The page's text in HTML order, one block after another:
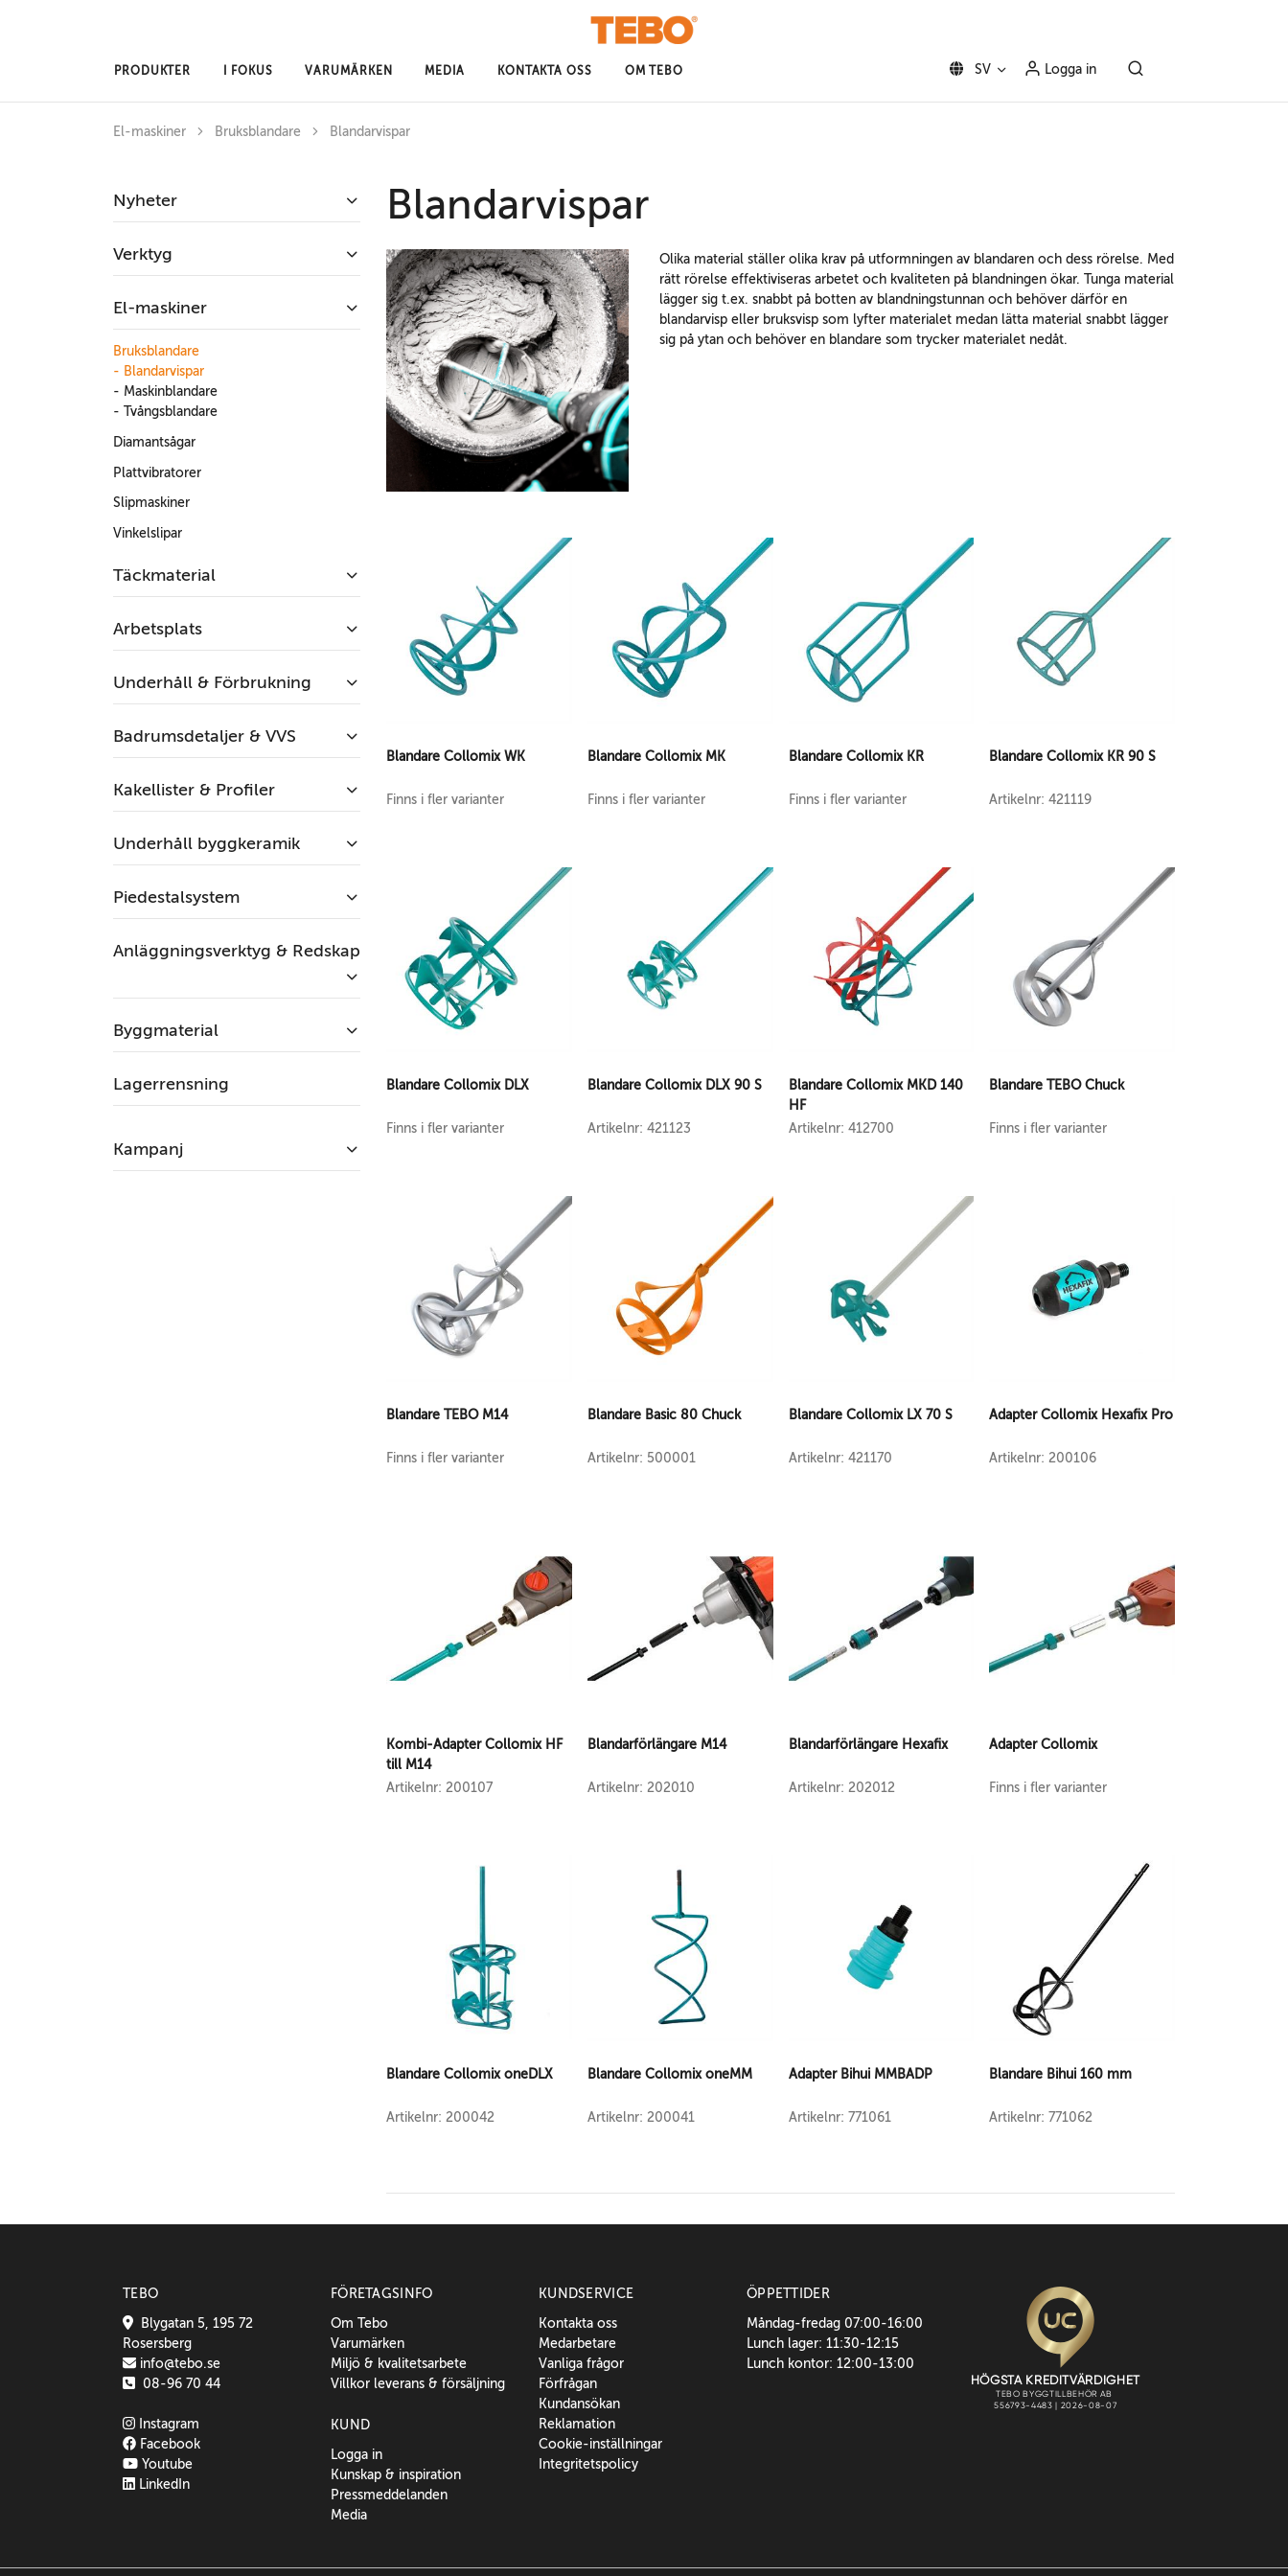
PRODUKTER I FOKUS VARUMÄRKEN MEDIA KONTAKTA OSS OM TEBO SV Logga in
El-maskiner Bruksblandare Blandarvispar
Blandarvispar
Olika material ställer olika krav på utformningen av blandaren och dess rörelse. Med
rätt rörelse effektiviseras arbetet och kvaliteten på blandningen ökar. Tunga material
lägger sig t.ex. snabbt på botten av blandningstunnan och behöver därför en
blandarvisp eller bruksvisp som lyfter materialet medan lätta material snabbt lägger
sig på ytan och behöver en blandare som trycker materialet nedåt.
Blandare Collomix WK
Finns i fler varianter
Blandare Collomix MK
Finns i fler varianter
Blandare Collomix KR
Finns i fler varianter
Blandare Collomix KR 90 S
Artikelnr: 421119
Blandare Collomix DLX
Finns i fler varianter
Blandare Collomix DLX 90 S
Artikelnr: 421123
Blandare Collomix MKD 140
HF
Artikelnr: 412700
Blandare TEBO Chuck
Finns i fler varianter
Blandare TEBO M14
Finns i fler varianter
Blandare Basic 80 Chuck
Artikelnr: 500001
Blandare Collomix LX 70 S
Artikelnr: 421170
Adapter Collomix Hexafix Pro
Artikelnr: 200106
Kombi-Adapter Collomix HF
till M14
Artikelnr: 200107
Blandarförlängare M14
Artikelnr: 202010
Blandarförlängare Hexafix
Artikelnr: 202012
Adapter Collomix
Finns i fler varianter
Blandare Collomix oneDLX
Artikelnr: 200042
Blandare Collomix oneMM
Artikelnr: 200041
Adapter Bihui MMBADP
Artikelnr: 771061
Blandare Bihui 160 mm
Artikelnr: 771062
Nyheter
Verktyg
El-maskiner
Bruksblandare
- Blandarvispar
- Maskinblandare
- Tvångsblandare
Diamantsågar
Plattvibratorer
Slipmaskiner
Vinkelslipar
Täckmaterial
Arbetsplats
Underhåll & Förbrukning
Badrumsdetaljer & VVS
Kakellister & Profiler
Underhåll byggkeramik
Piedestalsystem
Anläggningsverktyg & Redskap
Byggmaterial
Lagerrensning
Kampanj
TEBO
Blygatan 5, 195 72
Rosersberg
info@tebo.se
08-96 70 44
Instagram
Facebook
Youtube
LinkedIn
FÖRETAGSINFO
Om Tebo
Varumärken
Miljö & kvalitetsarbete
Villkor leverans & försäljning
KUND
Logga in
Kunskap & inspiration
Pressmeddelanden
Media
KUNDSERVICE
Kontakta oss
Medarbetare
Vanliga frågor
Förfrågan
Kundansökan
Reklamation
Cookie-inställningar
Integritetspolicy
ÖPPETTIDER
Måndag-fredag 07:00-16:00
Lunch lager: 11:30-12:15
Lunch kontor: 12:00-13:00